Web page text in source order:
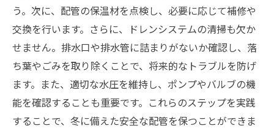
う。次に、配管の保温材を点検し、必要に応じて補修や
交換を行います。さらに、ドレンシステムの清掃も欠か
せません。排水口や排水管に詰まりがないか確認し、落
ち葉やごみを取り除くことで、将来的なトラブルを防げ
ます。また、適切な水圧を維持し、ポンプやバルブの機
能を確認することも重要です。これらのステップを実践
することで、冬に備えた安全な配管を保つことができま